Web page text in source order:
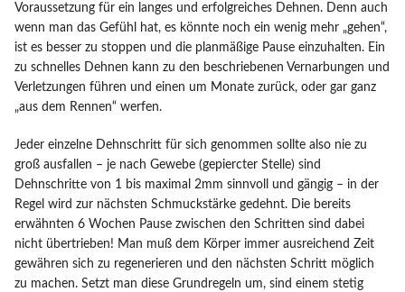
Voraussetzung für ein langes und erfolgreiches Dehnen. Denn auch
wenn man das Gefühl hat, es könnte noch ein wenig mehr „gehen“,
ist es besser zu stoppen und die planmäßige Pause einzuhalten. Ein
zu schnelles Dehnen kann zu den beschriebenen Vernarbungen und
Verletzungen führen und einen um Monate zurück, oder gar ganz
„aus dem Rennen“ werfen.
Jeder einzelne Dehnschritt für sich genommen sollte also nie zu
groß ausfallen – je nach Gewebe (gepiercter Stelle) sind
Dehnschritte von 1 bis maximal 2mm sinnvoll und gängig – in der
Regel wird zur nächsten Schmuckstärke gedehnt. Die bereits
erwähnten 6 Wochen Pause zwischen den Schritten sind dabei
nicht übertrieben! Man muß dem Körper immer ausreichend Zeit
gewähren sich zu regenerieren und den nächsten Schritt möglich
zu machen. Setzt man diese Grundregeln um, sind einem stetig